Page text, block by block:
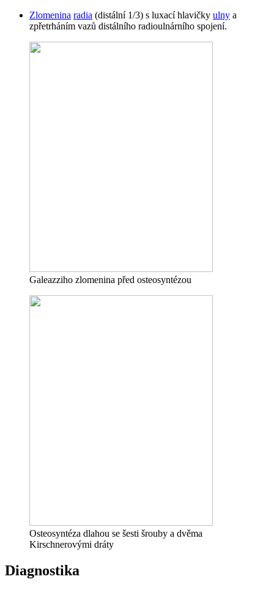
Zlomenina radia (distální 1/3) s luxací hlavičky ulny a
zpřetrháním vazů distálního radioulnárního spojení.
Galeazziho zlomenina před osteosyntézou
Osteosyntéza dlahou se šesti šrouby a dvěma
Kirschnerovými dráty
Diagnostika